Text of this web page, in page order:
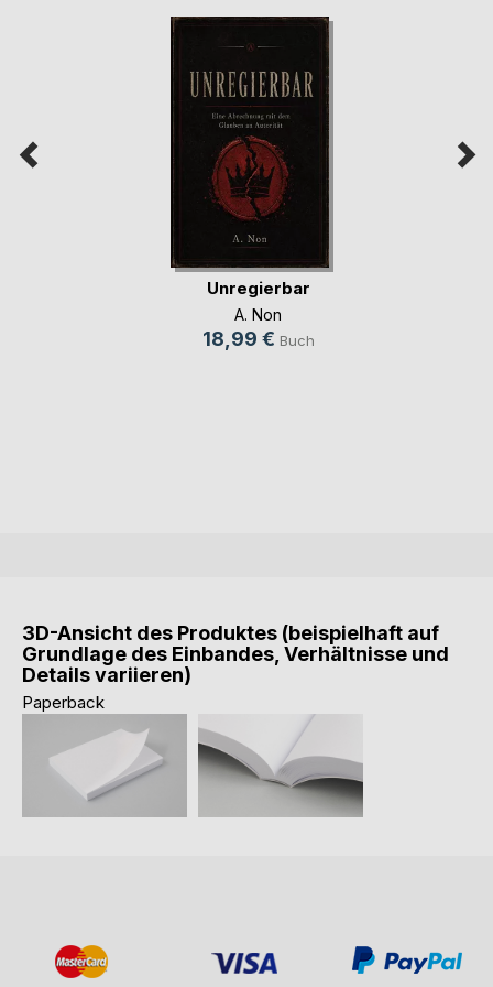
Unregierbar
A. Non
18,99 € Buch
3D-Ansicht des Produktes (beispielhaft auf
Grundlage des Einbandes, Verhältnisse und
Details variieren)
Paperback